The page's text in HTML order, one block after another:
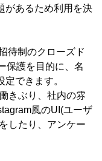
があるため利用を決
待制のクローズド
保護を目的に、名
できます。
きぶり、社内の雰
風のUI(ユーザ
したり、アンケー